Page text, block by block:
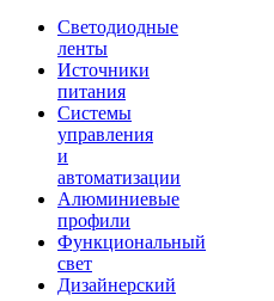
Светодиодные
ленты
Источники
питания
Системы
управления
и
автоматизации
Алюминиевые
профили
Функциональный
свет
Дизайнерский